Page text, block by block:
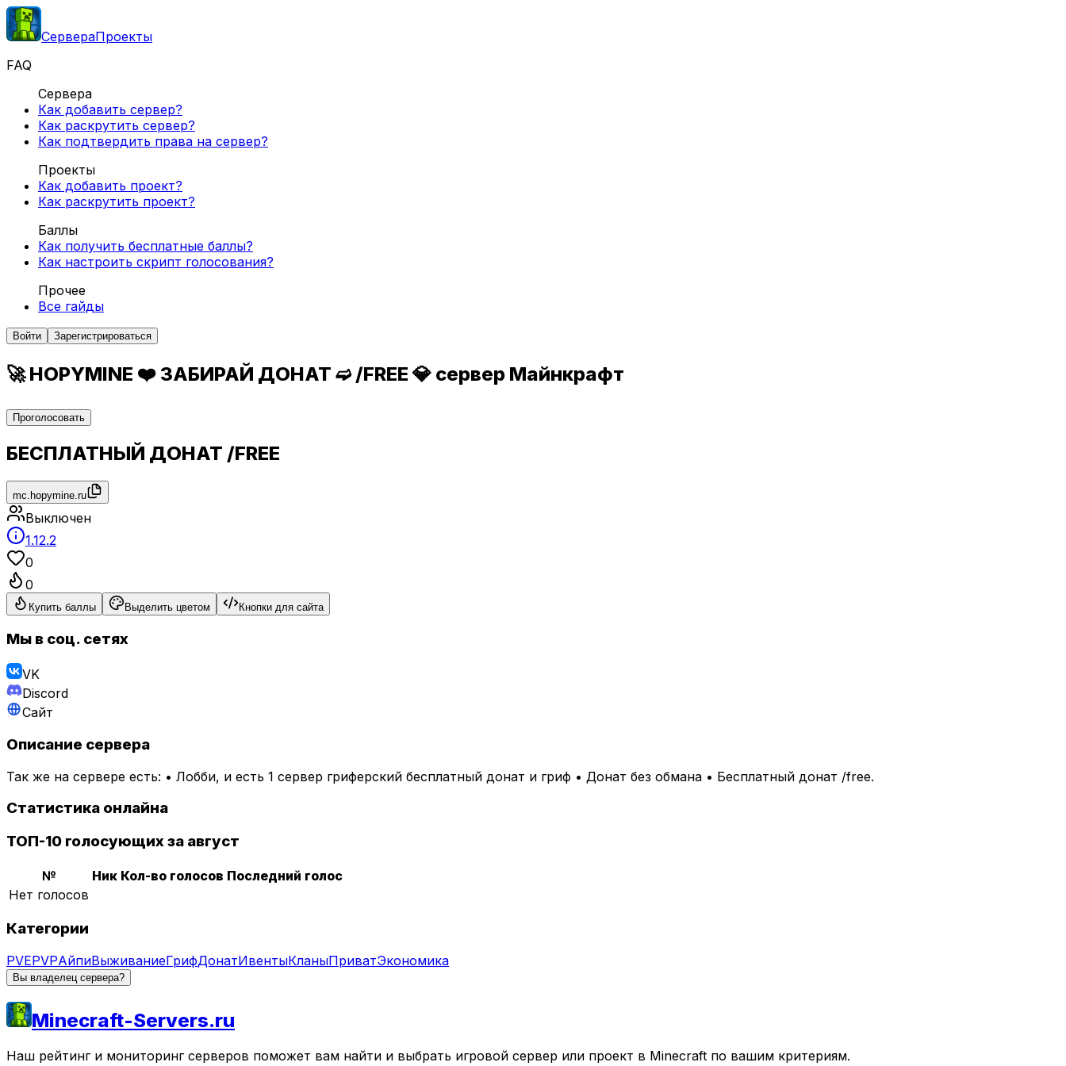
СервераПроекты
FAQ
Сервера
Как добавить сервер?
Как раскрутить сервер?
Как подтвердить права на сервер?
Проекты
Как добавить проект?
Как раскрутить проект?
Баллы
Как получить бесплатные баллы?
Как настроить скрипт голосования?
Прочее
Все гайды
Войти Зарегистрироваться
🚀 HOPYMINE ❤️ ЗАБИРАЙ ДОНАТ ➫ /FREE 💎 сервер Майнкрафт
Проголосовать
БЕСПЛАТНЫЙ ДОНАТ /FREE
mc.hopymine.ru
Выключен
1.12.2
0
0
Купить баллы Выделить цветом Кнопки для сайта
Мы в соц. сетях
VK
Discord
Сайт
Описание сервера
Так же на сервере есть: • Лобби, и есть 1 сервер гриферский бесплатный донат и гриф • Донат без обмана • Бесплатный донат /free.
Статистика онлайна
ТОП-10 голосующих за август
№ Ник Кол-во голосов Последний голос
Нет голосов
Категории
PVEPVPАйпиВыживаниеГрифДонатИвентыКланыПриватЭкономика
Вы владелец сервера?
Minecraft-Servers.ru
Наш рейтинг и мониторинг серверов поможет вам найти и выбрать игровой сервер или проект в Minecraft по вашим критериям.